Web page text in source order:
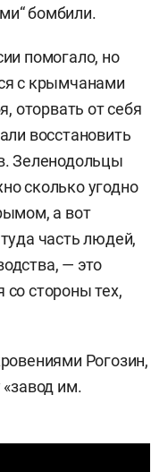
бомбили.
помогало, но
с крымчанами
оторвать от себя
восстановить
Зеленодольцы
сколько угодно
а вот
часть людей,
— это
стороны тех,
Рогозин,
«завод им.